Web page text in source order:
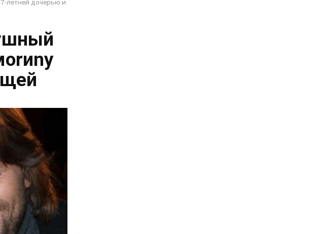
летней дочерью и